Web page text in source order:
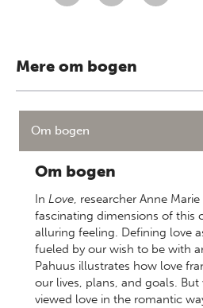
Mere om bogen
Om bogen
Om bogen
In Love, researcher Anne
fascinating dimensions of this
alluring feeling. Defining love
fueled by our wish to be with
Pahuus illustrates how love
our lives, plans, and goals.
viewed love in the romantic